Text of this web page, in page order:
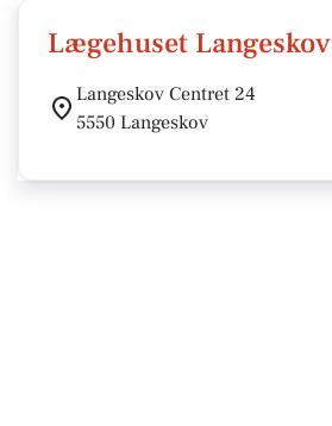
Lægehuset Langeskov
Langeskov Centret 24
5550 Langeskov